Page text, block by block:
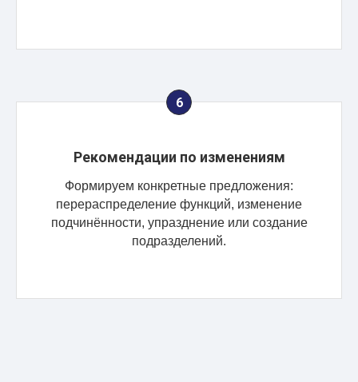
Рекомендации по изменениям
Формируем конкретные предложения:
перераспределение функций, изменение
подчинённости, упразднение или создание
подразделений.